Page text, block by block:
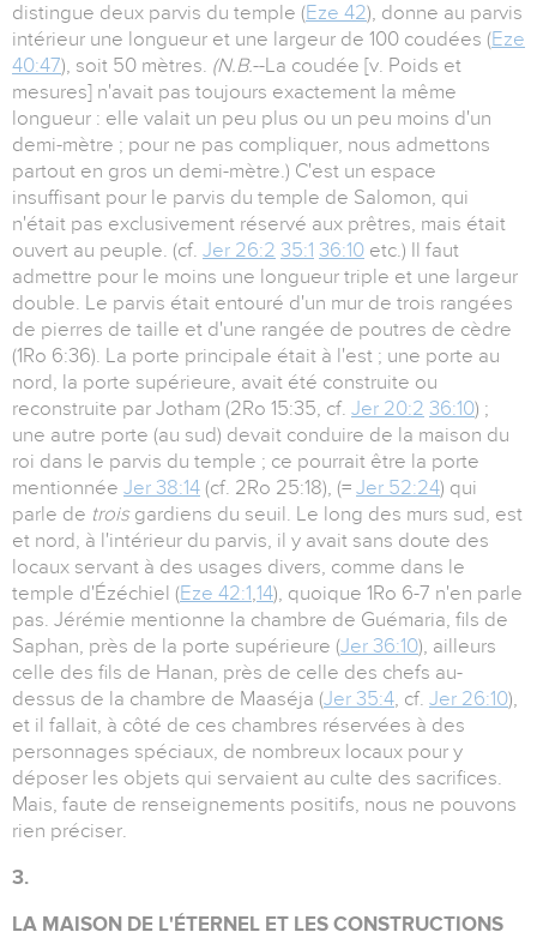
distingue deux parvis du temple (Eze 42), donne au parvis
intérieur une longueur et une largeur de 100 coudées (Eze
40:47), soit 50 mètres. (N.B.--La coudée [v. Poids et
mesures] n'avait pas toujours exactement la même
longueur : elle valait un peu plus ou un peu moins d'un
demi-mètre ; pour ne pas compliquer, nous admettons
partout en gros un demi-mètre.) C'est un espace
insuffisant pour le parvis du temple de Salomon, qui
n'était pas exclusivement réservé aux prêtres, mais était
ouvert au peuple. (cf. Jer 26:2 35:1 36:10 etc.) Il faut
admettre pour le moins une longueur triple et une largeur
double. Le parvis était entouré d'un mur de trois rangées
de pierres de taille et d'une rangée de poutres de cèdre
(1Ro 6:36). La porte principale était à l'est ; une porte au
nord, la porte supérieure, avait été construite ou
reconstruite par Jotham (2Ro 15:35, cf. Jer 20:2 36:10) ;
une autre porte (au sud) devait conduire de la maison du
roi dans le parvis du temple ; ce pourrait être la porte
mentionnée Jer 38:14 (cf. 2Ro 25:18), (= Jer 52:24) qui
parle de trois gardiens du seuil. Le long des murs sud, est
et nord, à l'intérieur du parvis, il y avait sans doute des
locaux servant à des usages divers, comme dans le
temple d'Ézéchiel (Eze 42:1,14), quoique 1Ro 6-7 n'en parle
pas. Jérémie mentionne la chambre de Guémaria, fils de
Saphan, près de la porte supérieure (Jer 36:10), ailleurs
celle des fils de Hanan, près de celle des chefs au-
dessus de la chambre de Maaséja (Jer 35:4, cf. Jer 26:10),
et il fallait, à côté de ces chambres réservées à des
personnages spéciaux, de nombreux locaux pour y
déposer les objets qui servaient au culte des sacrifices.
Mais, faute de renseignements positifs, nous ne pouvons
rien préciser.
3.
LA MAISON DE L'ÉTERNEL ET LES CONSTRUCTIONS